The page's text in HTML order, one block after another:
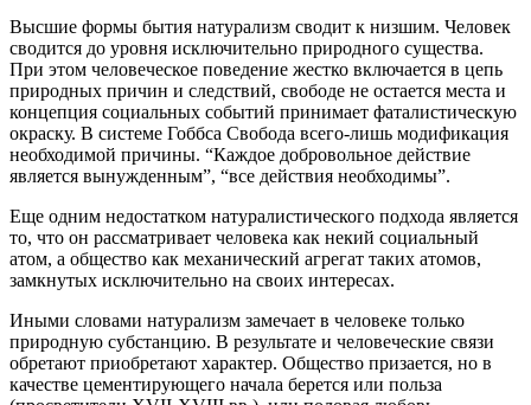
Высшие формы бытия натурализм сводит к низшим. Человек
сводится до уровня исключительно природного существа.
При этом человеческое поведение жестко включается в цепь
природных причин и следствий, свободе не остается места и
концепция социальных событий принимает фаталистическую
окраску. В системе Гоббса Свобода всего-лишь модификация
необходимой причины. “Каждое добровольное действие
является вынужденным”, “все действия необходимы”.
Еще одним недостатком натуралистического подхода является
то, что он рассматривает человека как некий социальный
атом, а общество как механический агрегат таких атомов,
замкнутых исключительно на своих интересах.
Иными словами натурализм замечает в человеке только
природную субстанцию. В результате и человеческие связи
обретают приобретают характер. Общество призается, но в
качестве цементирующего начала берется или польза